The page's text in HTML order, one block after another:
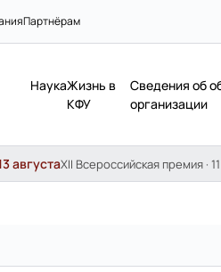
Партнёрам
НаукаЖизнь в
КФУ
Сведения об
организации
августаXII Всероссийская премия ·